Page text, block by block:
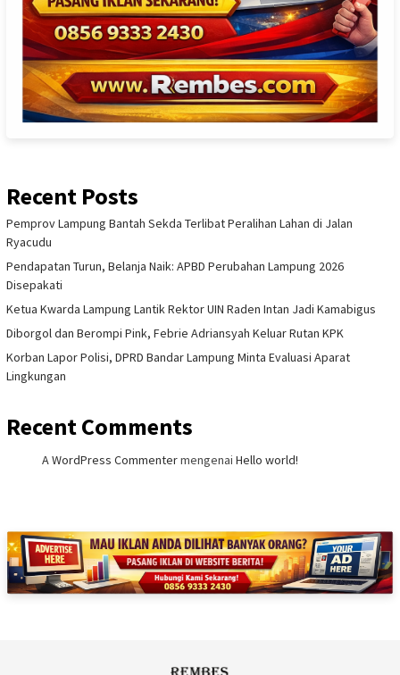
Recent Posts
Pemprov Lampung Bantah Sekda Terlibat Peralihan Lahan di Jalan
Ryacudu
Pendapatan Turun, Belanja Naik: APBD Perubahan Lampung 2026
Disepakati
Ketua Kwarda Lampung Lantik Rektor UIN Raden Intan Jadi Kamabigus
Diborgol dan Berompi Pink, Febrie Adriansyah Keluar Rutan KPK
Korban Lapor Polisi, DPRD Bandar Lampung Minta Evaluasi Aparat
Lingkungan
Recent Comments
A WordPress Commentermengenai Hello world!